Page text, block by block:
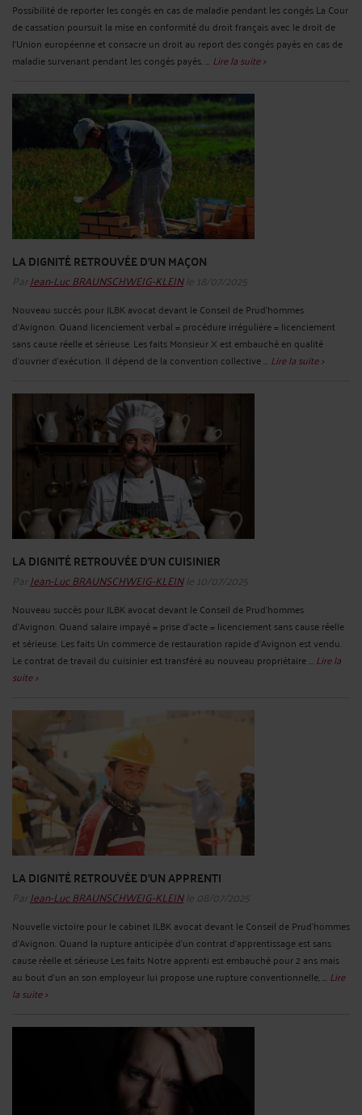
Possibilité de reporter les congés en cas de maladie pendant les congés La Cour
de cassation poursuit la mise en conformité du droit français avec le droit de
l’Union européenne et consacre un droit au report des congés payés en cas de
maladie survenant pendant les congés payés. ... Lire la suite >
LA DIGNITÉ RETROUVÉE D’UN MAÇON
Par Jean-Luc BRAUNSCHWEIG-KLEINle 18/07/2025
Nouveau succès pour JLBK avocat devant le Conseil de Prud’hommes
d’Avignon. Quand licenciement verbal = procédure irrégulière = licenciement
sans cause réelle et sérieuse. Les faits Monsieur X est embauché en qualité
d’ouvrier d’exécution. Il dépend de la convention collective ... Lire la suite >
LA DIGNITÉ RETROUVÉE D’UN CUISINIER
Par Jean-Luc BRAUNSCHWEIG-KLEINle 10/07/2025
Nouveau succès pour JLBK avocat devant le Conseil de Prud’hommes
d’Avignon. Quand salaire impayé = prise d’acte = licenciement sans cause réelle
et sérieuse. Les faits Un commerce de restauration rapide d’Avignon est vendu.
Le contrat de travail du cuisinier est transféré au nouveau propriétaire ... Lire la
suite >
LA DIGNITÉ RETROUVÉE D’UN APPRENTI
Par Jean-Luc BRAUNSCHWEIG-KLEINle 08/07/2025
Nouvelle victoire pour le cabinet JLBK avocat devant le Conseil de Prud’hommes
d’Avignon. Quand la rupture anticipée d’un contrat d’apprentissage est sans
cause réelle et sérieuse Les faits Notre apprenti est embauché pour 2 ans mais
au bout d’un an son employeur lui propose une rupture conventionnelle, ... Lire
la suite >